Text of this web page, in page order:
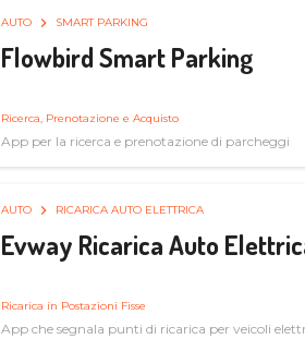
AUTO SMART PARKING
Flowbird Smart Parking
Ricerca, Prenotazione e Acquisto
App per la ricerca e prenotazione di parcheggi
AUTO RICARICA AUTO ELETTRICA
Evway Ricarica Auto
Ricarica in Postazioni Fisse
App che segnala punti di ricarica per veicoli